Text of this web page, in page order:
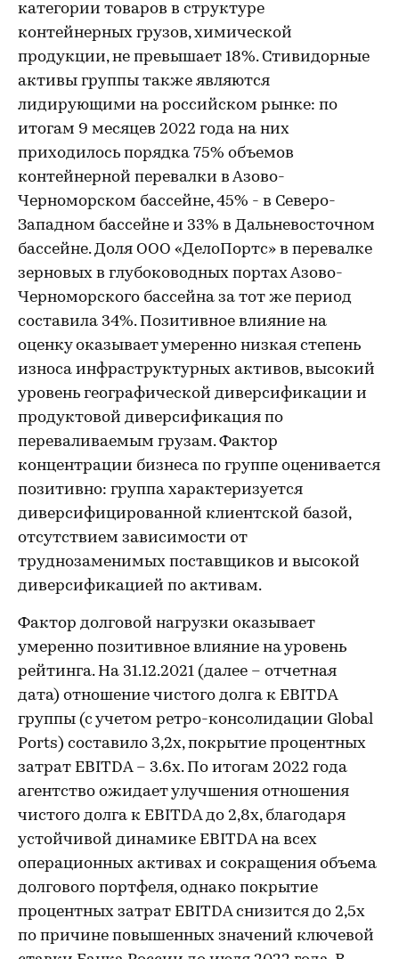
категории товаров в структуре
контейнерных грузов, химической
продукции, не превышает 18%. Стивидорные
активы группы также являются
лидирующими на российском рынке: по
итогам 9 месяцев 2022 года на них
приходилось порядка 75% объемов
контейнерной перевалки в Азово-
Черноморском бассейне, 45% - в Северо-
Западном бассейне и 33% в Дальневосточном
бассейне. Доля ООО «ДелоПортс» в перевалке
зерновых в глубоководных портах Азово-
Черноморского бассейна за тот же период
составила 34%. Позитивное влияние на
оценку оказывает умеренно низкая степень
износа инфраструктурных активов, высокий
уровень географической диверсификации и
продуктовой диверсификация по
переваливаемым грузам. Фактор
концентрации бизнеса по группе оценивается
позитивно: группа характеризуется
диверсифицированной клиентской базой,
отсутствием зависимости от
труднозаменимых поставщиков и высокой
диверсификацией по активам.
Фактор долговой нагрузки оказывает
умеренно позитивное влияние на уровень
рейтинга. На 31.12.2021 (далее – отчетная
дата) отношение чистого долга к EBITDA
группы (с учетом ретро-консолидации Global
Ports) составило 3,2х, покрытие процентных
затрат EBITDA – 3.6x. По итогам 2022 года
агентство ожидает улучшения отношения
чистого долга к EBITDA до 2,8х, благодаря
устойчивой динамике EBITDA на всех
операционных активах и сокращения объема
долгового портфеля, однако покрытие
процентных затрат EBITDA снизится до 2,5х
по причине повышенных значений ключевой